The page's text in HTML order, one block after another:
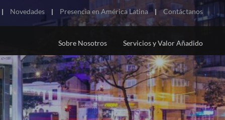
Novedades Presencia en América Latina Contáctanos
NICARAGUA
PARAGUAY
Sobre Nosotros
EN EL
NUESTRA MISIÓN
Servicios y Valor Añadido
DE
PROGRAMÁTICA DOOH